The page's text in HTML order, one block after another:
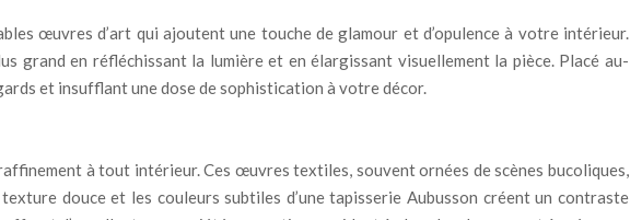
œuvres d’art qui ajoutent une touche de glamour et d’opulence à votre intérieur.
grand en réfléchissant la lumière et en élargissant visuellement la pièce. Placé au-
et insufflant une dose de sophistication à votre décor.
à tout intérieur. Ces œuvres textiles, souvent ornées de scènes bucoliques,
douce et les couleurs subtiles d’une tapisserie Aubusson créent un contraste